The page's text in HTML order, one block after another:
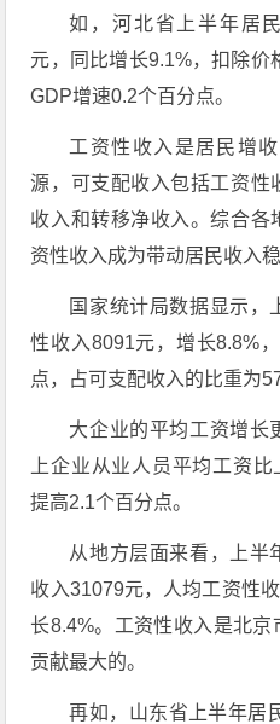
如，河北省上半年居
元，同比增长9.1%，扣除价
GDP增速0.2个百分点。
工资性收入是居民增
源，可支配收入包括工资性
收入和转移净收入。综合各
资性收入成为带动居民收入
国家统计局数据显示，
性收入8091元，增长8.8%
点，占可支配收入的比重为
大企业的平均工资增长
上企业从业人员平均工资
提高2.1个百分点。
从地方层面来看，上半
收入31079元，人均工资性
长8.4%。工资性收入是北
贡献最大的。
再如，山东省上半年居